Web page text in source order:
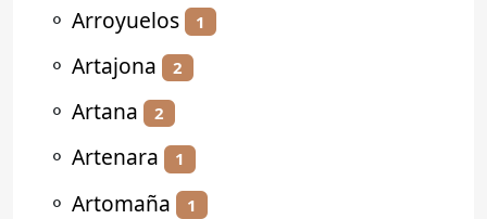
⚬ Arroyuelos 1
⚬ Artajona 2
⚬ Artana 2
⚬ Artenara 1
⚬ Artomaña 1